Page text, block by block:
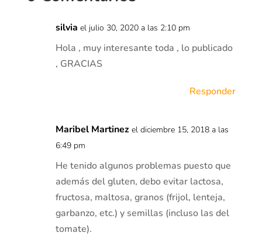
silvia el julio 30, 2020 a las 2:10 pm
Hola , muy interesante toda , lo publicado
, GRACIAS
Responder
Maribel Martinez el diciembre 15, 2018 a las
6:49 pm
He tenido algunos problemas puesto que
además del gluten, debo evitar lactosa,
fructosa, maltosa, granos (frijol, lenteja,
garbanzo, etc.) y semillas (incluso las del
tomate).